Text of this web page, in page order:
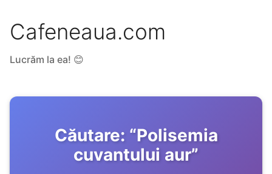
Cafeneaua.com
Lucrăm la ea! 😊
Căutare: “Polisemia
cuvantului aur”